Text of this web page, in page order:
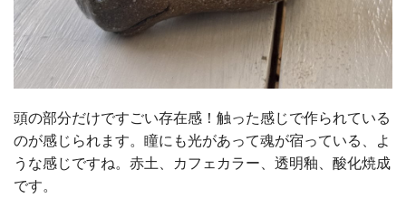
頭の部分だけですごい存在感！触った感じで作られている
のが感じられます。瞳にも光があって魂が宿っている、よ
うな感じですね。赤土、カフェカラー、透明釉、酸化焼成
です。